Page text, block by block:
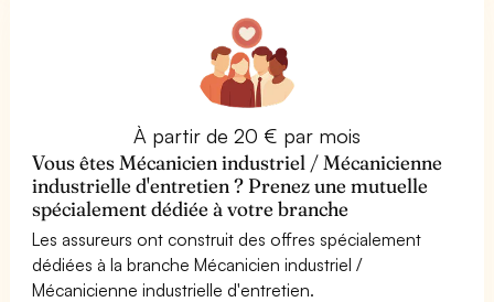
À partir de 20 € par mois
Vous êtes Mécanicien industriel / Mécanicienne
industrielle d'entretien ? Prenez une mutuelle
spécialement dédiée à votre branche
Les assureurs ont construit des offres spécialement
dédiées à la branche Mécanicien industriel /
Mécanicienne industrielle d'entretien.